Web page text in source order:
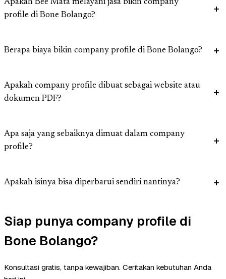
Apakah Bee Mata melayani jasa bikin company
profile di Bone Bolango?
Berapa biaya bikin company profile di Bone Bolango?
Apakah company profile dibuat sebagai website atau
dokumen PDF?
Apa saja yang sebaiknya dimuat dalam company
profile?
Apakah isinya bisa diperbarui sendiri nantinya?
Siap punya company profile di
Bone Bolango?
Konsultasi gratis, tanpa kewajiban. Ceritakan kebutuhan Anda